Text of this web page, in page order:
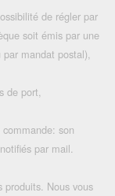
de régler par
soit émis par une
mandat postal),
de port,
son
par mail.
produits. Nous vous